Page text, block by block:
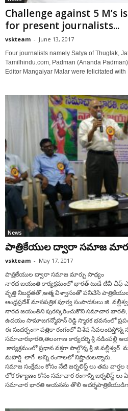
Challenge against 5 M’s
for present journalists...
vskteam - June 13, 2017
Four journalists namely Satya of Thuglak,
Tamilhindu.com, Padman (Ananda
Editor Mangaiyar Malar were felicitated with
News
పాత్రికేయుల ద్వారా సమాజ
vskteam - May 17, 2017
పాత్రికేయుల ద్వారా సమాజ మార్పు సాధ్యం
నారద జయంతి కార్యక్రమంలో భారత్ టుడే టీవీ చీఫ్
వృత్తి నిబద్దతతో,ఆత్మ విశ్వాసంతో పనిచేసే
ఆంధ్రప్రదేశ్ మాసపత్రిక పూర్వ సంపాదకులు జి.
నారద జయంతిని పురస్కరించుకొని సమాచార
ఉదయం సామాజగన్మోహన్ రెడ్డి స్మారక భవనంలో
ఈ సందర్భంగా పత్రికా రంగంలో విశేష సేవలందిస్తోన్న
సమాచారభారతి,తెలంగాణ కార్యదర్శి శ్రీ నడింపల్లి
కార్యక్రమంలో ప్రధాన వక్తగా పాల్గొన్న శ్రీ
మహర్షి లాగే అన్ని రంగాలలో నిష్ణాతులన్నారు.
సమాజ సంక్షేమం కోసం నేటి జర్నలిస్ట్ లు తమ
లోక కళ్యాణం కోసం సమాచార రంగాన్ని జర్నలిస్ట్ లు
సమాచార భారతి ఆయనను తొలి ఆదర్శపాత్రికేయుడిగా